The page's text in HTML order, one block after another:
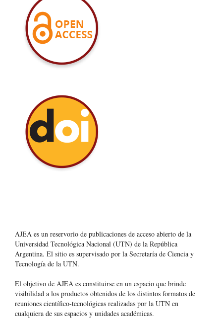
AJEA es un reservorio de publicaciones de acceso abierto de la
Universidad Tecnológica Nacional (UTN) de la República
Argentina. El sitio es supervisado por la Secretaría de Ciencia y
Tecnología de la UTN.
El objetivo de AJEA es constituirse en un espacio que brinde
visibilidad a los productos obtenidos de los distintos formatos de
reuniones científico-tecnológicas realizadas por la UTN en
cualquiera de sus espacios y unidades académicas.